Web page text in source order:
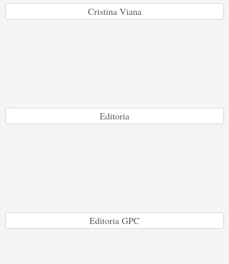
Cristina Viana
Editoria
Editoria GPC